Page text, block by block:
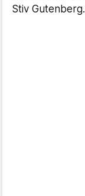
Stiv Gutenberg.